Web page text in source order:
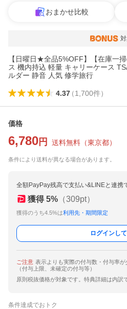
おまかせ比較
【日曜日★全品5%OFF】【在庫一
ス 機内持込 軽量 キャリーケース
ルダー 静音 人気 修学旅行
4.37（1,700件）
価格
6,780 円 送料無料 （東京都）
条件により送料が異なる場合があります。
全額PayPay残高で支払い&LINEと連携
獲得 5% （309pt）
獲得のうち4.5%は利用先・期間限定
ログインし
ご注意 表示よりも実際の付与数・付与率
（付与上限、未確定の付与等）
原則税抜価格が対象です。特典詳細は内訳
条件達成でおトク